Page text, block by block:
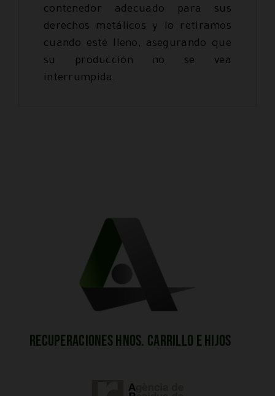
contenedor adecuado para sus
derechos metálicos y lo retiramos
cuando esté lleno, asegurando que
su producción no se vea
interrumpida.
Recuperaciones Hnos. Carrillo e Hijos